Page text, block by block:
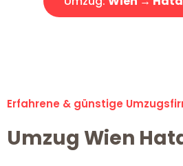
Erfahrene & günstige
Umzug Wien